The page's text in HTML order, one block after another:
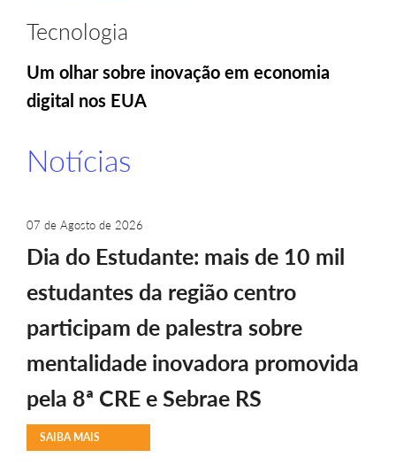
Tecnologia
Um olhar sobre inovação em economia
digital nos EUA
Notícias
07 de Agosto de 2026
Dia do Estudante: mais de 10 mil
estudantes da região centro
participam de palestra sobre
mentalidade inovadora promovida
pela 8ª CRE e Sebrae RS
SAIBA MAIS